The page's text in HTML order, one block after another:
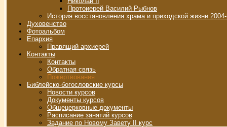
Протоиерей Василий Рыбнов
История восстановления храма и приходской жизни
Духовенство
Фотоальбом
Епархия
Правящий архиерей
Контакты
Контакты
Обратная связь
Пожертвования
Библейско-богословские курсы
Новости курсов
Документы курсов
Общецерковные документы
Расписание занятий курсов
Задание по Новому Завету II курс